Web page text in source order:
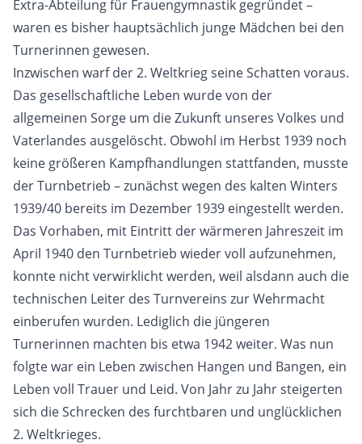
Extra-Abteilung für Frauengymnastik gegründet –
waren es bisher hauptsächlich junge Mädchen bei den
Turnerinnen gewesen.
Inzwischen warf der 2. Weltkrieg seine Schatten voraus.
Das gesellschaftliche Leben wurde von der
allgemeinen Sorge um die Zukunft unseres Volkes und
Vaterlandes ausgelöscht. Obwohl im Herbst 1939 noch
keine größeren Kampfhandlungen stattfanden, musste
der Turnbetrieb – zunächst wegen des kalten Winters
1939/40 bereits im Dezember 1939 eingestellt werden.
Das Vorhaben, mit Eintritt der wärmeren Jahreszeit im
April 1940 den Turnbetrieb wieder voll aufzunehmen,
konnte nicht verwirklicht werden, weil alsdann auch die
technischen Leiter des Turnvereins zur Wehrmacht
einberufen wurden. Lediglich die jüngeren
Turnerinnen machten bis etwa 1942 weiter. Was nun
folgte war ein Leben zwischen Hangen und Bangen, ein
Leben voll Trauer und Leid. Von Jahr zu Jahr steigerten
sich die Schrecken des furchtbaren und unglücklichen
2. Weltkrieges.